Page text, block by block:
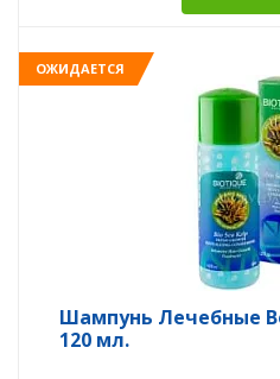
ОЖИДАЕТСЯ
Шампунь Лечебные
120 мл.